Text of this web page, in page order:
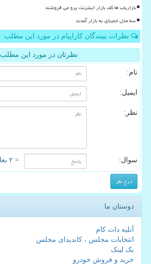
بازاریاب ها کف بازار اینترنت پرو می فروشند
سه مدل جمینای به بازار آمدند
نظرات بینندگان کاراپیام در مورد این مطلب
نظرتان در مورد این مطلب
نام:
ایمیل:
نظر:
سوال: = ۲ بعلاوه ۳
دوستان ما
آتلیه دات کام
انتخابات مجلس ، کاندیدای مجلس
بک لینک
خرید و فروش خودرو